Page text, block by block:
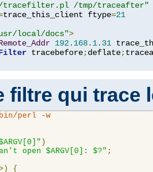
tracefilter.pl /tmp/traceafter"
trace_this_client ftype=21
local/docs">
192.168. 1.31
tracebefore;deflate;
filtre qui trace
perl -w
)
open $ARGV[0]: $?" ;
{